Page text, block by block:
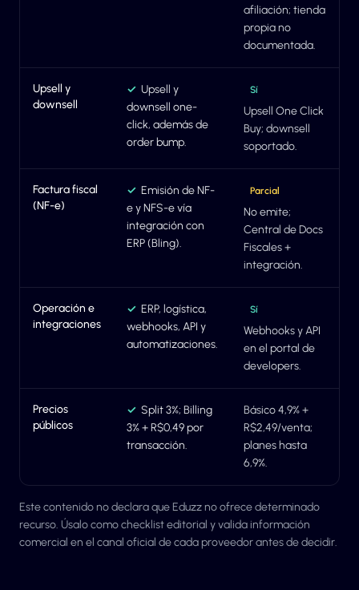
afiliación; tienda
propia no
documentada.
Upsell y
downsell
✓ Upsell y
downsell one-
click, además de
order bump.
Sí
Upsell One Click
Buy; downsell
soportado.
Factura fiscal
(NF-e)
✓ Emisión de NF-
e y NFS-e vía
integración con
ERP (Bling).
Parcial
No emite;
Central de Docs
Fiscales +
integración.
Operación e
integraciones
✓ ERP, logística,
webhooks, API y
automatizaciones.
Sí
Webhooks y API
en el portal de
developers.
Precios
públicos
✓ Split 3%; Billing
3% + R$0,49 por
transacción.
Básico 4,9% +
R$2,49/venta;
planes hasta
6,9%.
Este contenido no declara que Eduzz no ofrece determinado
recurso. Úsalo como checklist editorial y valida información
comercial en el canal oficial de cada proveedor antes de decidir.